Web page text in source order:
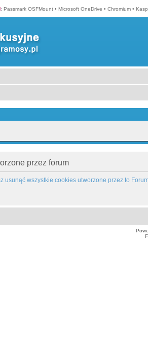
: Passmark OSFMount • Microsoft OneDrive • Chromium •
przez forum
usunąć wszystkie cookies utworzone przez to